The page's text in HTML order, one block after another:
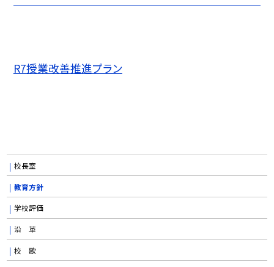
R7授業改善推進プラン
校長室
教育方針
学校評価
沿 革
校 歌